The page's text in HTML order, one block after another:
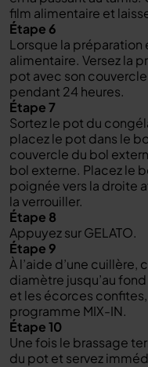
film alimentaire et
Étape 6
Lorsque la préparation
alimentaire. Versez la
pot avec son
pendant 24 heures.
Étape 7
Sortez le pot du
placez le pot dans le
couvercle du bol
bol externe. Placez le
poignée vers la droite
la verrouiller.
Étape 8
Appuyez sur GELATO.
Étape 9
À l’aide d’une cuillère,
diamètre jusqu’au
et les écorces
programme MIX-IN.
Étape 10
Une fois le brassage
du pot et servez